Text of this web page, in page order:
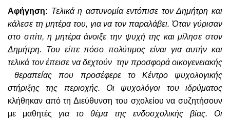
Αφήγηση: Τελικά η αστυνομία εντόπισε τον Δημήτρη και
κάλεσε τη μητέρα του, για να τον παραλάβει. Όταν γύρισαν
στο σπίτι, η μητέρα άνοιξε την ψυχή της και μίλησε στον
Δημήτρη. Του είπε πόσο πολύτιμος είναι για αυτήν και
τελικά τον έπεισε να δεχτούν την προσφορά οικογενειακής
θεραπείας που προσέφερε το Κέντρο ψυχολογικής
στήριξης της περιοχής. Οι ψυχολόγοι του ιδρύματος
κλήθηκαν από τη Διεύθυνση του σχολείου να συζητήσουν
με μαθητές για το θέμα της ενδοσχολικής βίας. Οι